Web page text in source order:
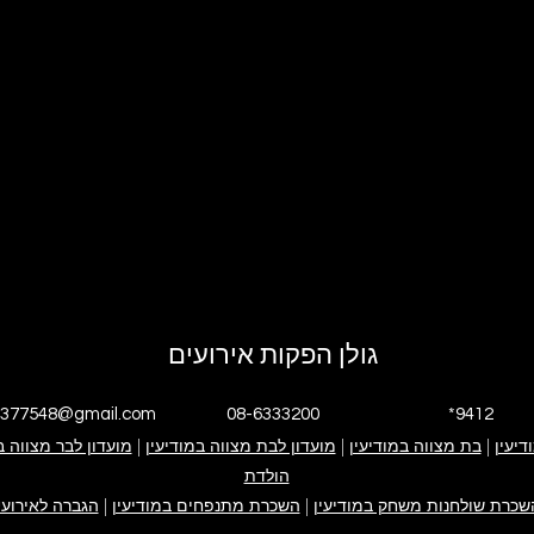
גולן הפקות אירועים
08-6333200 *9412
אנחנו גולן הפקות אירועים אירוע בת מצווה אירוע בר מצווה ימי
קייטנה במודיעין
|בת מצווה במודיעין מועדון לבת מצווה במודיעין מועדון לבר מצווה
הולדת
שולחנות משחק במודיעין השכרת מתנפחים במודיעין הגברה